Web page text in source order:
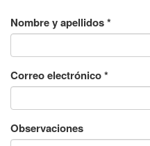
Nombre y apellidos*
Correo electrónico*
Observaciones